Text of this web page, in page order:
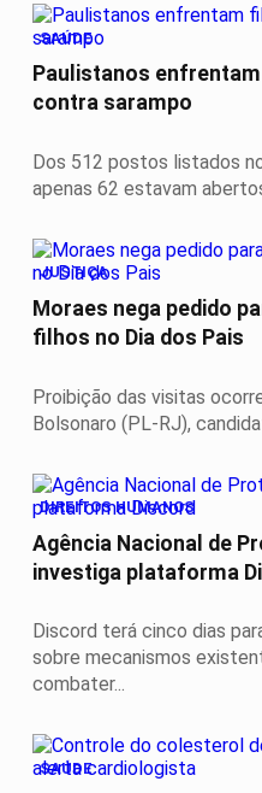
SAÚDE
Paulistanos
contra sarampo
Dos 512 postos listados
apenas 62 estavam
JUSTIÇA
Moraes nega pedido
filhos no Dia dos Pais
Proibição das visitas
Bolsonaro (PL-RJ),
DIREITOS HUMANOS
Agência Nacional de
investiga plataforma
Discord terá cinco dias
sobre mecanismos
combater...
SAÚDE